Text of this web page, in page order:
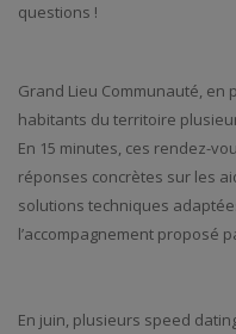
questions !
Grand Lieu Communauté,
habitants du territoire
En 15 minutes, ces rendez-
réponses concrètes sur les
solutions techniques
l’accompagnement proposé
En juin, plusieurs speed